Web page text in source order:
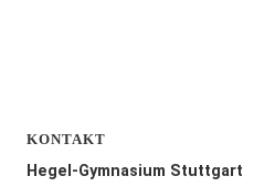
KONTAKT
Hegel-Gymnasium Stuttgart